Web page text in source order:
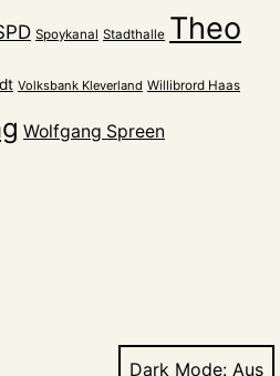
Spoykanal Stadthalle Theo
Volksbank Kleverland Willibrord Haas
Wolfgang Spreen
Dark Mode: